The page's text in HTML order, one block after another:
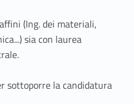
(Ing. dei materiali,
sia con laurea
sottoporre la candidatura